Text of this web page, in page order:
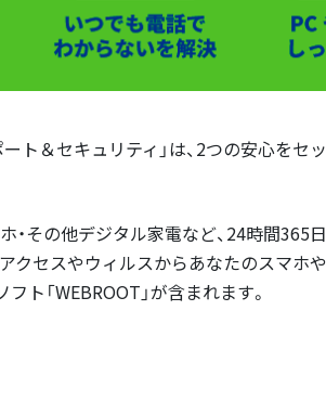
ート＆セキュリティ」は、2つの安心を
ホ・その他デジタル家電など、24時間
アクセスやウィルスからあなたのスマホ
ト「WEBROOT」が含まれます。